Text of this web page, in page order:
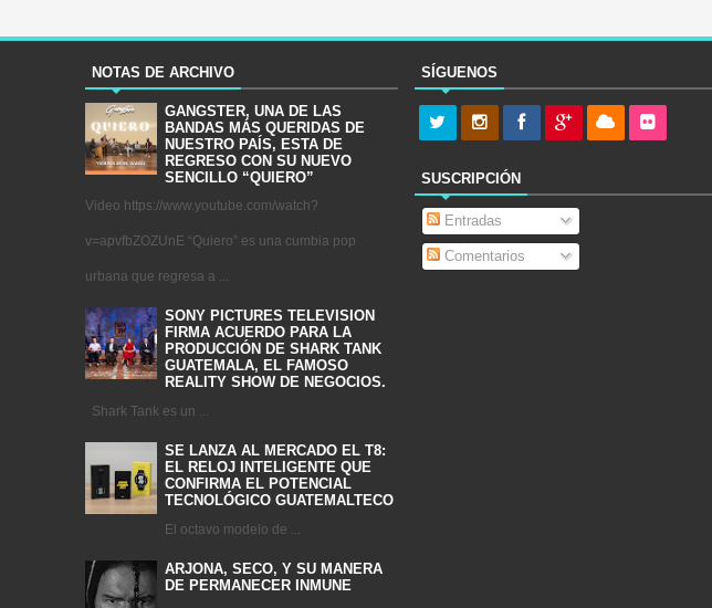
NOTAS DE ARCHIVO
GANGSTER, UNA DE LAS
BANDAS MÁS QUERIDAS DE
NUESTRO PAÍS, ESTA DE
REGRESO CON SU NUEVO
SENCILLO “QUIERO”
Video https://www.youtube.com/watch?
v=apvfbZOZUnE “Quiero” es una cumbia pop
urbana que regresa a ...
SONY PICTURES TELEVISION
FIRMA ACUERDO PARA LA
PRODUCCIÓN DE SHARK TANK
GUATEMALA, EL FAMOSO
REALITY SHOW DE NEGOCIOS.
Shark Tank es un ...
SE LANZA AL MERCADO EL T8:
EL RELOJ INTELIGENTE QUE
CONFIRMA EL POTENCIAL
TECNOLÓGICO GUATEMALTECO
El octavo modelo de ...
ARJONA, SECO, Y SU MANERA
DE PERMANECER INMUNE
SÍGUENOS
SUSCRIPCIÓN
Entradas
Comentarios